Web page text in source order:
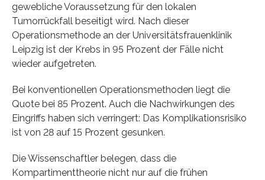
gewebliche Voraussetzung für den lokalen
Tumorrückfall beseitigt wird. Nach dieser
Operationsmethode an der Universitätsfrauenklinik
Leipzig ist der Krebs in 95 Prozent der Fälle nicht
wieder aufgetreten.
Bei konventionellen Operationsmethoden liegt die
Quote bei 85 Prozent. Auch die Nachwirkungen des
Eingriffs haben sich verringert: Das Komplikationsrisiko
ist von 28 auf 15 Prozent gesunken.
Die Wissenschaftler belegen, dass die
Kompartimenttheorie nicht nur auf die frühen